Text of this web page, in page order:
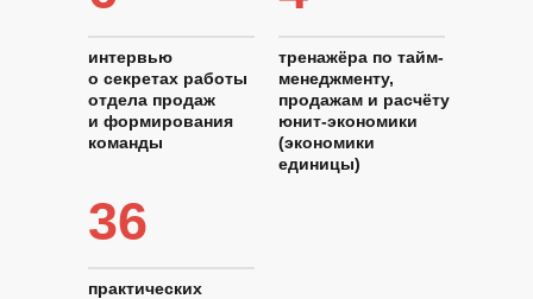
интервью
о секретах работы
отдела продаж
и формирования
команды
тренажёра по тайм-
менеджменту,
продажам и расчёту
юнит-экономики
(экономики
единицы)
36
практических